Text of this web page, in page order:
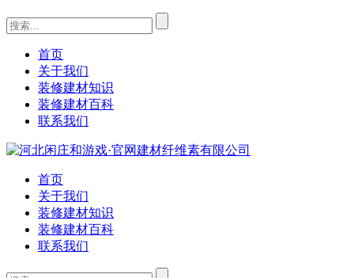
首页
关于我们
装修建材知识
装修建材百科
联系我们
首页
关于我们
装修建材知识
装修建材百科
联系我们